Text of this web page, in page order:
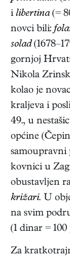
i libertina(=
novci bili:
solad
gornjoj
Nikola
kolao je
kraljeva i
49., u
općine
samoupravni
kovnici u
obustavljen
križari. U
na svim
(1 dinar = 100
Za